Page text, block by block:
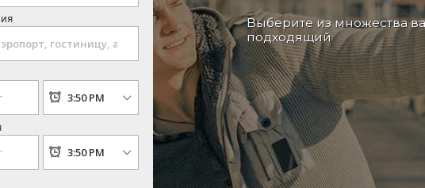
Выберите из множества
подходящий